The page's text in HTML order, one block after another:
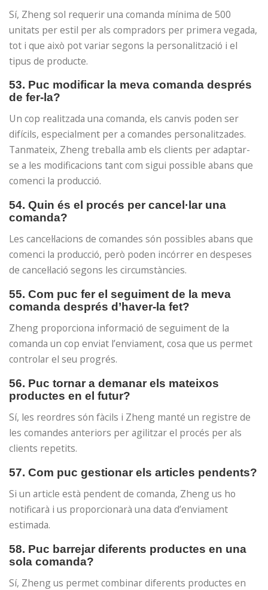
Sí, Zheng sol requerir una comanda mínima de 500
unitats per estil per als compradors per primera vegada,
tot i que això pot variar segons la personalització i el
tipus de producte.
53. Puc modificar la meva comanda després
de fer-la?
Un cop realitzada una comanda, els canvis poden ser
difícils, especialment per a comandes personalitzades.
Tanmateix, Zheng treballa amb els clients per adaptar-
se a les modificacions tant com sigui possible abans que
comenci la producció.
54. Quin és el procés per cancel·lar una
comanda?
Les cancel·lacions de comandes són possibles abans que
comenci la producció, però poden incórrer en despeses
de cancel·lació segons les circumstàncies.
55. Com puc fer el seguiment de la meva
comanda després d’haver-la fet?
Zheng proporciona informació de seguiment de la
comanda un cop enviat l’enviament, cosa que us permet
controlar el seu progrés.
56. Puc tornar a demanar els mateixos
productes en el futur?
Sí, les reordres són fàcils i Zheng manté un registre de
les comandes anteriors per agilitzar el procés per als
clients repetits.
57. Com puc gestionar els articles pendents?
Si un article està pendent de comanda, Zheng us ho
notificarà i us proporcionarà una data d’enviament
estimada.
58. Puc barrejar diferents productes en una
sola comanda?
Sí, Zheng us permet combinar diferents productes en